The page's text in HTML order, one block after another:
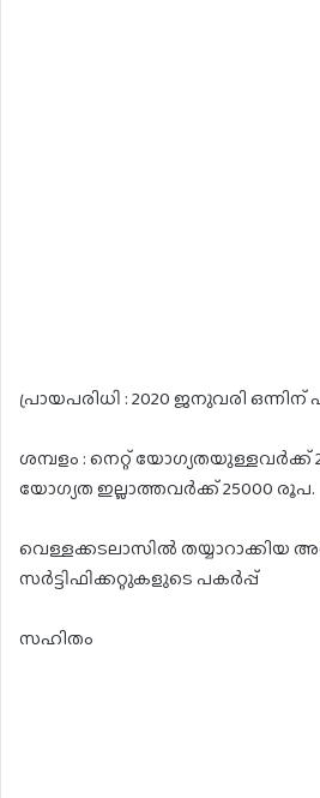
പ്രായപരിധി : 2020 ജനുവരി
ശമ്പളം : നെറ്റ് യോഗ്യതയുള്ളവർക്ക്
യോഗ്യത ഇല്ലാത്തവർക്ക് 25000 രൂപ.
വെള്ളക്കടലാസിൽ തയ്യാറാക്കിയ
സർട്ടിഫിക്കറ്റുകളുടെ പകർപ്പ്
സഹിതം